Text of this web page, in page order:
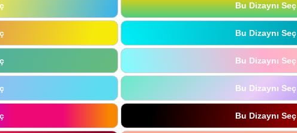
Bu Dizaynı Seç
Bu Dizaynı Seç
Bu Dizaynı Seç
Bu Dizaynı Seç
Bu Dizaynı Seç